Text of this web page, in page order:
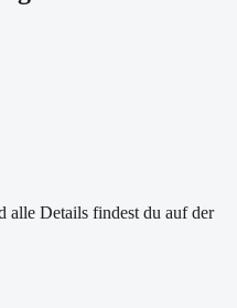
alle Details findest du auf der